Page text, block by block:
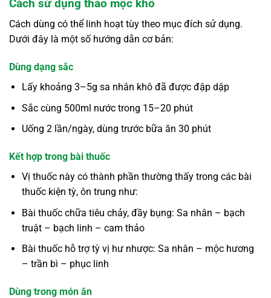
Cách sử dụng thảo mộc khô
Cách dùng có thể linh hoạt tùy theo mục đích sử dụng.
Dưới đây là một số hướng dẫn cơ bản:
Dùng dạng sắc
Lấy khoảng 3–5g sa nhân khô đã được đập dập
Sắc cùng 500ml nước trong 15–20 phút
Uống 2 lần/ngày, dùng trước bữa ăn 30 phút
Kết hợp trong bài thuốc
Vị thuốc này có thành phần thường thấy trong các bài
thuốc kiện tỳ, ôn trung như:
Bài thuốc chữa tiêu chảy, đầy bụng: Sa nhân – bạch
truật – bạch linh – cam thảo
Bài thuốc hỗ trợ tỳ vị hư nhược: Sa nhân – mộc hương
– trần bì – phục linh
Dùng trong món ăn